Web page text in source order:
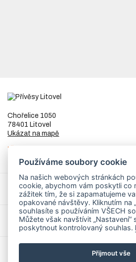
Chořelice 1050
78401 Litovel
Ukázat na mapě
IČ
DIČCZ8253255307
Přívěsy a náhradní díly
Servis
Mohlo by Vás zajímat
Používáme soubory cookie
Na našich webových stránkách
cookie, abychom vám poskytli co
zážitek tím, že si zapamatujeme
opakované návštěvy. Kliknutím na
souhlasíte s používáním VŠECH
Můžete však navštívit „Nastavení“
poskytnout kontrolovaný souhlas.
Přijmout vše